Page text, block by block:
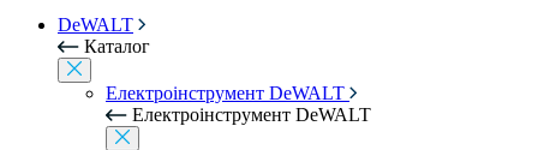
DeWALT
Каталог
Електроінструмент DeWALT
Електроінструмент DeWALT